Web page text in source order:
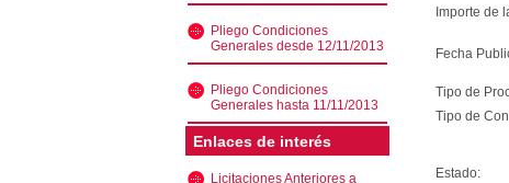
Pliego Condiciones
Generales desde 12/11/2013
Pliego Condiciones
Generales hasta 11/11/2013
Enlaces de interés
Licitaciones Anteriores a
Importe de
Fecha
Tipo de
Tipo de
Estado: